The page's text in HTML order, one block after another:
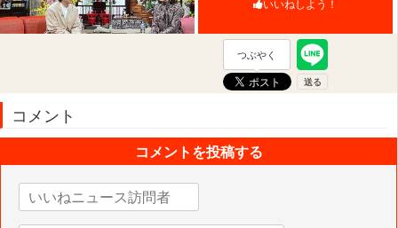
いいねしよう！
つぶやく
コメント
コメントを投稿する